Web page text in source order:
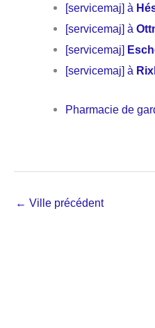
[servicemaj] à
[servicemaj] à
[servicemaj]
[servicemaj] à
Pharmacie de
← Ville précédent